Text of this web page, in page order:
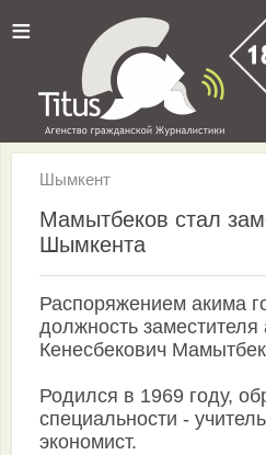
≡
Шымкент
Мамытбеков стал
Шымкента
Распоряжением акима
должность
Кенесбекович
Родился в 1969 году,
специальности -
экономист.